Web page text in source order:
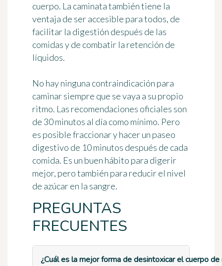
cuerpo. La caminata también tiene la
ventaja de ser accesible para todos, de
facilitar la digestión después de las
comidas y de combatir la retención de
líquidos.
No hay ninguna contraindicación para
caminar siempre que sevaya a su propio
ritmo. Las recomendaciones oficiales son
de 30 minutos al día como mínimo. Pero
es posible fraccionar y hacerun paseo
digestivo de 10 minutos después de cada
comida. Es un buen hábito para digerir
mejor, pero también para reducir el nivel
de azúcar en la sangre.
PREGUNTAS
FRECUENTES
¿Cuál es la mejor forma de desintoxicar el cuerpo de